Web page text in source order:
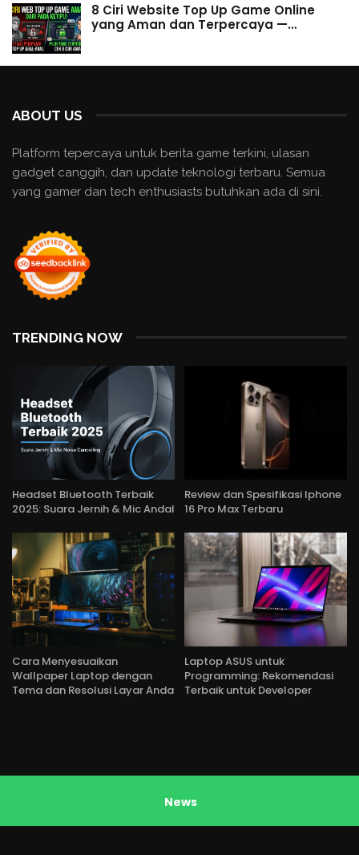
8 Ciri Website Top Up Game Online
yang Aman dan Terpercaya —…
ABOUT US
Platform tepercaya untuk berita game terkini, ulasan
gadget canggih, dan update teknologi terbaru. Semua
yang gamer dan tech enthusiasts butuhkan ada di sini.
TRENDING NOW
Headset Bluetooth Terbaik
2025: Suara Jernih & Mic Andal
Review dan Spesifikasi Iphone
16 Pro Max Terbaru
Cara Menyesuaikan
Wallpaper Laptop dengan
Tema dan Resolusi Layar Anda
Laptop ASUS untuk
Programming: Rekomendasi
Terbaik untuk Developer
News